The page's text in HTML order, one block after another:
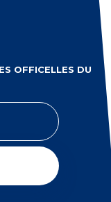
OFFICELLES DU